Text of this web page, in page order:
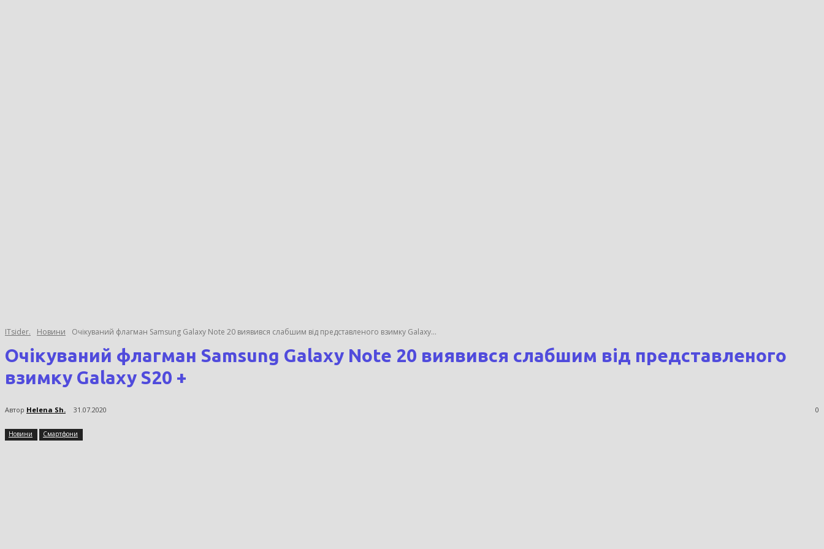
ITsider. Новини Очікуваний флагман Samsung Galaxy Note 20 виявився слабшим від представленого взимку Galaxy...
Очікуваний флагман Samsung Galaxy Note 20 виявився слабшим від представленого
взимку Galaxy S20 +
Автор Helena Sh. 31.07.2020 0
Новини Смартфони